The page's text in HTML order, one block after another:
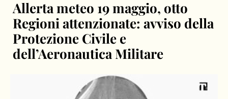
Allerta meteo 19 maggio, otto
Regioni attenzionate: avviso della
Protezione Civile e
dell’Aeronautica Militare